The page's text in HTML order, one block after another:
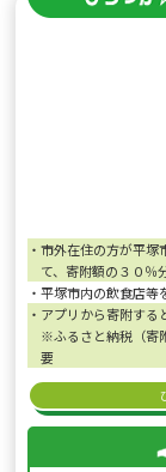
市外在住の方が平塚
て、寄附額の３０％
平塚市内の飲食店等
アプリから寄附する
※ふるさと納税（寄
要